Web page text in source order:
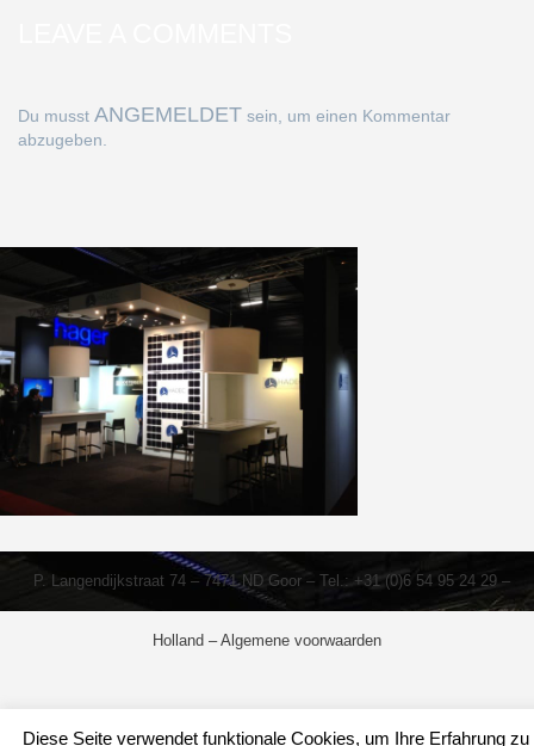
Du musst ANGEMELDET sein, um einen Kommentar
abzugeben.
P. Langendijkstraat 74 – 7471 ND Goor – Tel.: +31 (0)6 54 95 24 29 –
Holland –Algemene voorwaarden
Diese Seite verwendet funktionale Cookies, um Ihre Erfahrung zu